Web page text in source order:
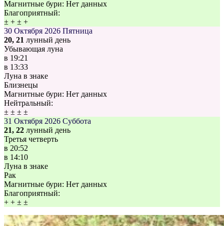
Магнитные бури: Нет данных
Благоприятный:
± + ± +
30 Октября 2026 Пятница
20, 21 лунный день
Убывающая луна
в 19:21
в 13:33
Луна в знаке
Близнецы
Магнитные бури: Нет данных
Нейтральный:
± ± ± ±
31 Октября 2026 Суббота
21, 22 лунный день
Третья четверть
в 20:52
в 14:10
Луна в знаке
Рак
Магнитные бури: Нет данных
Благоприятный:
+ + ± ±